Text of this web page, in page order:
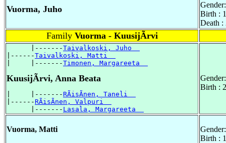
Vuorma, Juho
Birth :
Death :
Family Vuorma - KuusijÃrvi
      |-------
Taivalkoski, Juho
|------Taivalkoski, Matti
|     |-------Timonen, Margareeta
KuusijÃrvi, Anna Beata
|     |-------RÃisÃnen, Taneli
|------RÃisÃnen, Valpuri
      |-------
Lasala, Margareeta
Birth :
Vuorma, Matti
Birth :